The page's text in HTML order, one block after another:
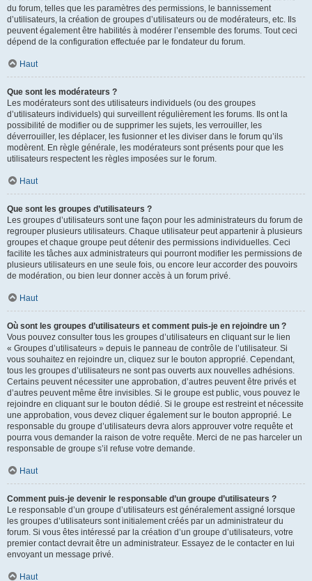
du forum, telles que les paramètres des permissions, le bannissement
d’utilisateurs, la création de groupes d’utilisateurs ou de modérateurs, etc. Ils
peuvent également être habilités à modérer l’ensemble des forums. Tout ceci
dépend de la configuration effectuée par le fondateur du forum.
Haut
Que sont les modérateurs ?
Les modérateurs sont des utilisateurs individuels (ou des groupes
d’utilisateurs individuels) qui surveillent régulièrement les forums. Ils ont la
possibilité de modifier ou de supprimer les sujets, les verrouiller, les
déverrouiller, les déplacer, les fusionner et les diviser dans le forum qu’ils
modèrent. En règle générale, les modérateurs sont présents pour que les
utilisateurs respectent les règles imposées sur le forum.
Haut
Que sont les groupes d’utilisateurs ?
Les groupes d’utilisateurs sont une façon pour les administrateurs du forum de
regrouper plusieurs utilisateurs. Chaque utilisateur peut appartenir à plusieurs
groupes et chaque groupe peut détenir des permissions individuelles. Ceci
facilite les tâches aux administrateurs qui pourront modifier les permissions de
plusieurs utilisateurs en une seule fois, ou encore leur accorder des pouvoirs
de modération, ou bien leur donner accès à un forum privé.
Haut
Où sont les groupes d’utilisateurs et comment puis-je en rejoindre un ?
Vous pouvez consulter tous les groupes d’utilisateurs en cliquant sur le lien
« Groupes d’utilisateurs » depuis le panneau de contrôle de l’utilisateur. Si
vous souhaitez en rejoindre un, cliquez sur le bouton approprié. Cependant,
tous les groupes d’utilisateurs ne sont pas ouverts aux nouvelles adhésions.
Certains peuvent nécessiter une approbation, d’autres peuvent être privés et
d’autres peuvent même être invisibles. Si le groupe est public, vous pouvez le
rejoindre en cliquant sur le bouton dédié. Si le groupe est restreint et nécessite
une approbation, vous devez cliquer également sur le bouton approprié. Le
responsable du groupe d’utilisateurs devra alors approuver votre requête et
pourra vous demander la raison de votre requête. Merci de ne pas harceler un
responsable de groupe s’il refuse votre demande.
Haut
Comment puis-je devenir le responsable d’un groupe d’utilisateurs ?
Le responsable d’un groupe d’utilisateurs est généralement assigné lorsque
les groupes d’utilisateurs sont initialement créés par un administrateur du
forum. Si vous êtes intéressé par la création d’un groupe d’utilisateurs, votre
premier contact devrait être un administrateur. Essayez de le contacter en lui
envoyant un message privé.
Haut